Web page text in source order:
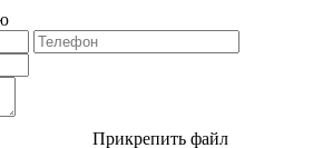
Прикрепить файл